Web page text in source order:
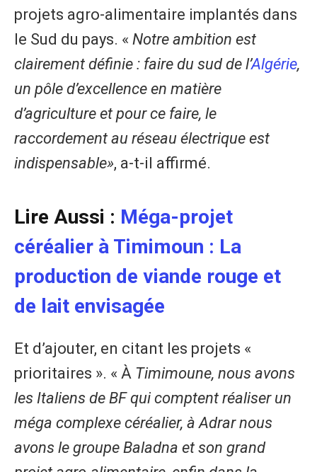
projets agro-alimentaire implantés dans
le Sud du pays. « Notre ambition est
clairement définie : faire du sud de l’Algérie,
un pôle d’excellence en matière
d’agriculture et pour ce faire, le
raccordement au réseau électrique est
indispensable», a-t-il affirmé.
Lire Aussi : Méga-projet
céréalier à Timimoun : La
production de viande rouge et
de lait envisagée
Et d’ajouter, en citant les projets «
prioritaires ». « À Timimoune, nous avons
les Italiens de BF qui comptent réaliser un
méga complexe céréalier, à Adrar nous
avons le groupe Baladna et son grand